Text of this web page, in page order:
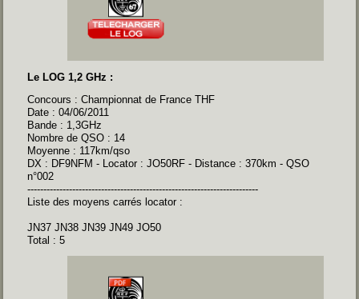
Le LOG 1,2 GHz :
Concours : Championnat de France THF
Date : 04/06/2011
Bande : 1,3GHz
Nombre de QSO : 14
Moyenne : 117km/qso
DX : DF9NFM - Locator : JO50RF - Distance : 370km - QSO
n°002
------------------------------------------------------------------------
Liste des moyens carrés locator :
JN37 JN38 JN39 JN49 JO50
Total : 5